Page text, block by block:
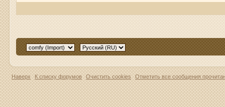
Наверх К списку форумов Очистить cookies Отметить все сообщения